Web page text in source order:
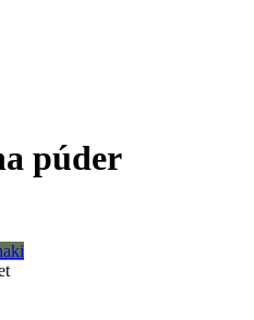
púder